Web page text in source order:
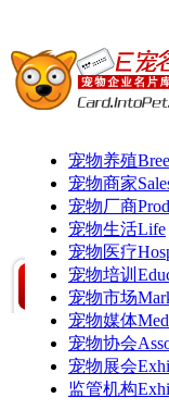
宠物养殖
宠物商家
宠物厂商
宠物生活Life
宠物医疗
宠物培训
宠物市场
宠物媒体
宠物协会
宠物展会
监管机构